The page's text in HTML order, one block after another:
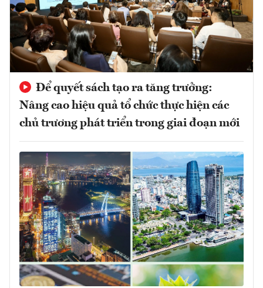
Để quyết sách tạo ra tăng trưởng:
Nâng cao hiệu quả tổ chức thực hiện các
chủ trương phát triển trong giai đoạn mới